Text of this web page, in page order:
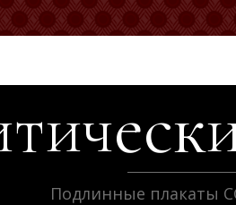
Подлинные плакаты